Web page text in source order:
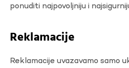
ponuditi najpovoljniju i
Reklamacije
Reklamacije uvazavamo samo